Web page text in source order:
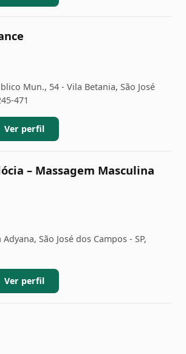
Mun., 54 - Vila Betania, São José
471
Ver perfil
– Massagem Masculina
São José dos Campos - SP,
Ver perfil